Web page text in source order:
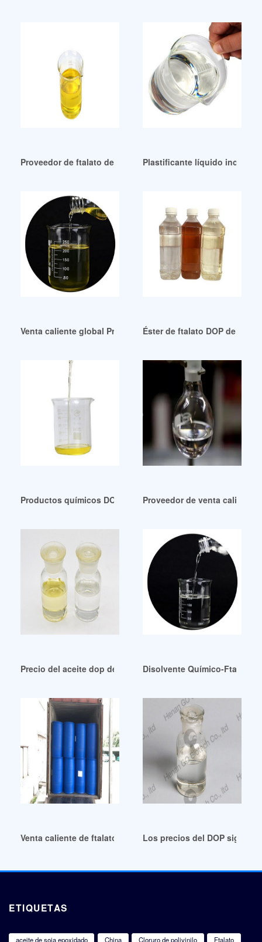
Proveedor de ftalato de dioctilo (DOP) en Turbhe MIDC
Plastificante líquido incoloro
Venta caliente global Precio de fábrica Plastificante de PVC
Éster de ftalato DOP de
Productos químicos DOP de buena calidad en Malasia,
Proveedor de venta caliente
Precio del aceite dop de venta caliente Precio del aceite dop
Disolvente Químico-Ftalato
Venta caliente de ftalato de dioctilo (DOP) Nicaragua
Los precios del DOP siguen
ETIQUETAS
aceite de soja epoxidado China Cloruro de polivinilo
Ftalato